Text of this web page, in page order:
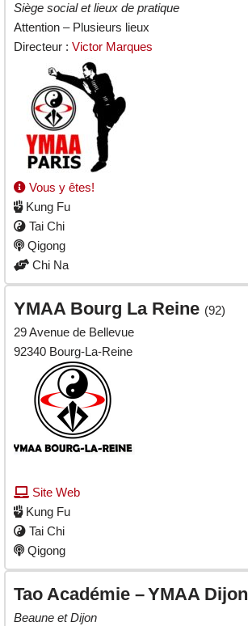
Siège social et lieux de pratique
Attention – Plusieurs lieux
Directeur : Victor Marques
Vous y êtes!
Kung Fu
Tai Chi
Qigong
Chi Na
YMAA Bourg La Reine (92)
29 Avenue de Bellevue
92340 Bourg-La-Reine
Site Web
Kung Fu
Tai Chi
Qigong
Tao Académie –YMAA Dijon
Beaune et Dijon